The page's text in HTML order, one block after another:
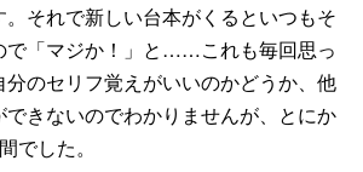
それで新しい台本がくるといつもそ
で「マジか！」と……これも毎回思っ
のセリフ覚えがいいのかどうか、他
きないのでわかりませんが、とにか
でした。